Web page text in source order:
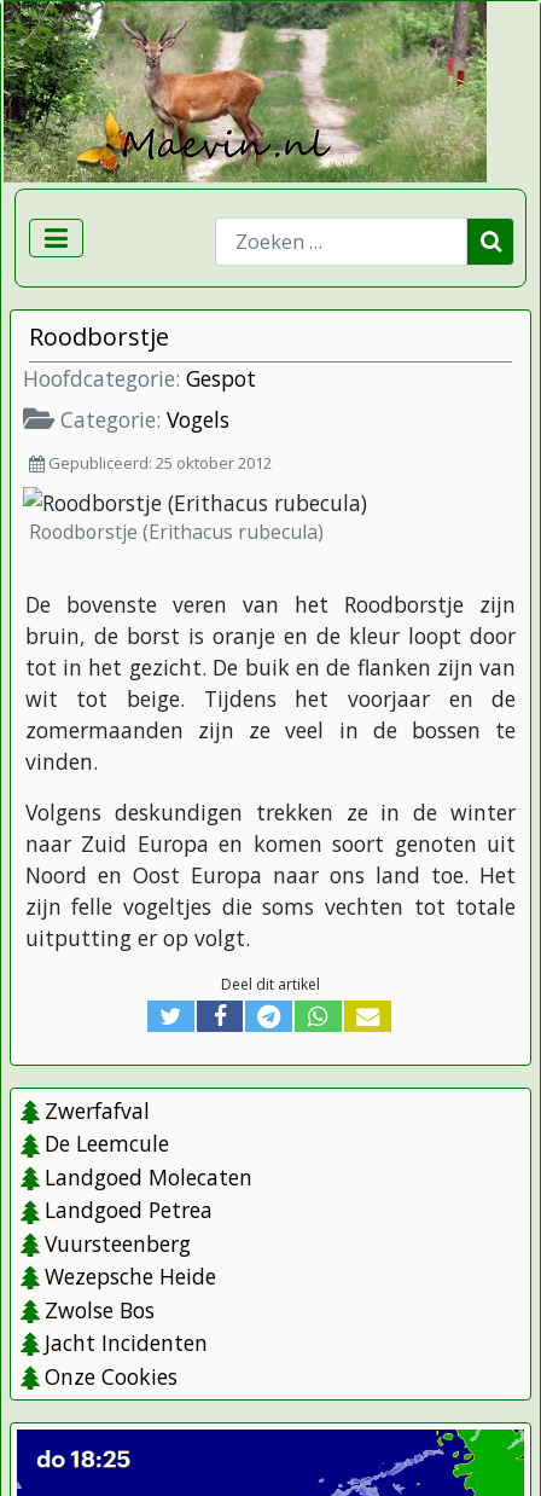
Zoeken
Roodborstje
Hoofdcategorie: Gespot
Categorie: Vogels
Gepubliceerd: 25 oktober 2012
Roodborstje (Erithacus rubecula)
De bovenste veren van het Roodborstje zijn
bruin, de borst is oranje en de kleur loopt door
tot in het gezicht. De buik en de flanken zijn van
wit tot beige. Tijdens het voorjaar en de
zomermaanden zijn ze veel in de bossen te
vinden.
Volgens deskundigen trekken ze in de winter
naar Zuid Europa en komen soort genoten uit
Noord en Oost Europa naar ons land toe. Het
zijn felle vogeltjes die soms vechten tot totale
uitputting er op volgt.
Deel dit artikel
Zwerfafval
De Leemcule
Landgoed Molecaten
Landgoed Petrea
Vuursteenberg
Wezepsche Heide
Zwolse Bos
Jacht Incidenten
Onze Cookies